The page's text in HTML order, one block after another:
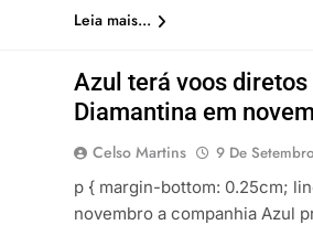
Leia mais...
Azul terá voos diretos
Diamantina em
Celso Martins 9 De
p { margin-bottom: 0.25cm;
novembro a companhia Azul